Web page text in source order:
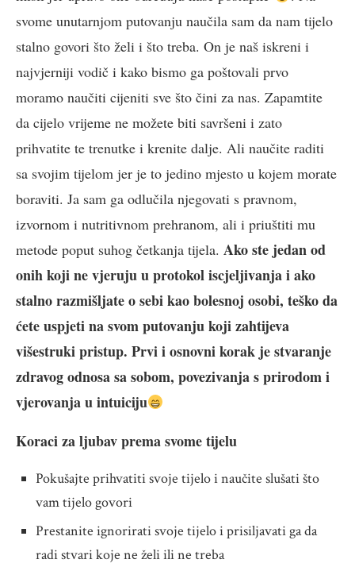
svome unutarnjom putovanju naučila sam da nam tijelo
stalno govori što želi i što treba. On je naš iskreni i
najvjerniji vodič i kako bismo ga poštovali prvo
moramo naučiti cijeniti sve što čini za nas. Zapamtite
da cijelo vrijeme ne možete biti savršeni i zato
prihvatite te trenutke i krenite dalje. Ali naučite raditi
sa svojim tijelom jer je to jedino mjesto u kojem morate
boraviti. Ja sam ga odlučila njegovati s pravnom,
izvornom i nutritivnom prehranom, ali i priuštiti mu
metode poput suhog četkanja tijela. Ako ste jedan od
onih koji ne vjeruju u protokol iscjeljivanja i ako
stalno razmišljate o sebi kao bolesnoj osobi, teško da
ćete uspjeti na svom putovanju koji zahtijeva
višestruki pristup. Prvi i osnovni korak je stvaranje
zdravog odnosa sa sobom, povezivanja s prirodom i
vjerovanja u intuiciju
Koraci za ljubav prema svome tijelu
Pokušajte prihvatiti svoje tijelo i naučite slušati što
vam tijelo govori
Prestanite ignorirati svoje tijelo i prisiljavati ga da
radi stvari koje ne želi ili ne treba